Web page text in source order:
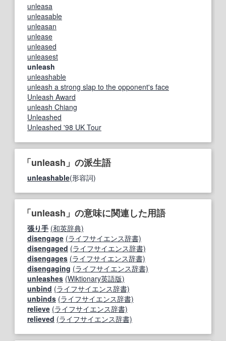
unleasa
unleasable
unleasan
unlease
unleased
unleasest
unleash
unleashable
unleash a strong slap to the opponent's face
Unleash Award
unleash Chiang
Unleashed
Unleashed '98 UK Tour
「unleash」の派生語
unleashable(形容詞)
「unleash」の意味に関連した用語
張り手 (和英辞典)
disengage (ライフサイエンス辞書)
disengaged (ライフサイエンス辞書)
disengages (ライフサイエンス辞書)
disengaging (ライフサイエンス辞書)
unleashes (Wiktionary英語版)
unbind (ライフサイエンス辞書)
unbinds (ライフサイエンス辞書)
relieve (ライフサイエンス辞書)
relieved (ライフサイエンス辞書)